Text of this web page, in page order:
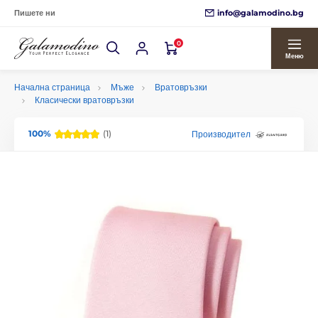
Пишете ни info@galamodino.bg
0
Меню
Начална страница Мъже
Вратовръзки
Класически вратовръзки
100% (1) Производител